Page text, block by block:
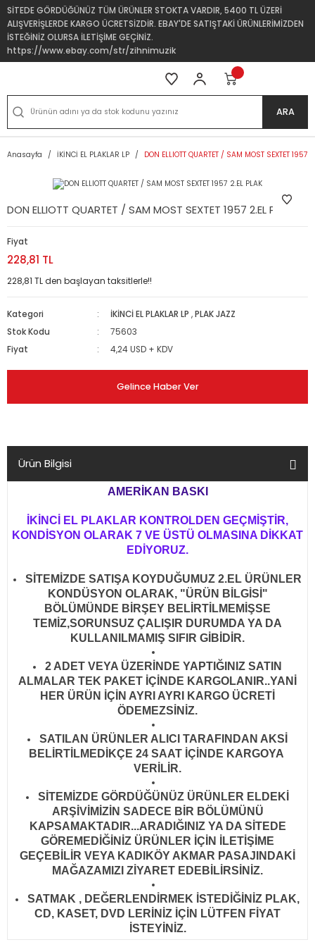
SİTEDE GÖRDÜĞÜNÜZ TÜM ÜRÜNLER STOKTA VARDIR, 5400 TL ÜZERİ
ALIŞVERİŞLERDE KARGO ÜCRETSİZDİR. EBAY'DE SATIŞTAKİ ÜRÜNLERİMİZDEN
İSTEĞİNİZ OLURSA İLETİŞİME GEÇİNİZ.
https://www.ebay.com/str/zihnimuzik
ARA
Anasayfa İKİNCİ EL PLAKLAR LP DON ELLIOTT QUARTET / SAM MOST SEXTET 1957
DON ELLIOTT QUARTET / SAM MOST SEXTET 1957 2.EL PLAK
Fiyat
228,81 TL
228,81 TL den başlayan taksitlerle!!
Kategori İKİNCİ EL PLAKLAR LP ,PLAK JAZZ
Stok Kodu
75603
Fiyat
4,24 USD + KDV
Gelince Haber Ver
Ürün Bilgisi
AMERİKAN BASKI
İKİNCİ EL PLAKLAR KONTROLDEN GEÇMİŞTİR,
KONDİSYON OLARAK 7 VE ÜSTÜ OLMASINA DİKKAT
EDİYORUZ.
SİTEMİZDE SATIŞA KOYDUĞUMUZ 2.EL ÜRÜNLER
KONDÜSYON OLARAK, "ÜRÜN BİLGİSİ"
BÖLÜMÜNDE BİRŞEY BELİRTİLMEMİŞSE
TEMİZ,SORUNSUZ ÇALIŞIR DURUMDA YA DA
KULLANILMAMIŞ SIFIR GİBİDİR.
2 ADET VEYA ÜZERİNDE YAPTIĞINIZ SATIN
ALMALAR TEK PAKET İÇİNDE KARGOLANIR..YANİ
HER ÜRÜN İÇİN AYRI AYRI KARGO ÜCRETİ
ÖDEMEZSİNİZ.
SATILAN ÜRÜNLER ALICI TARAFINDAN AKSİ
BELİRTİLMEDİKÇE 24 SAAT İÇİNDE KARGOYA
VERİLİR.
SİTEMİZDE GÖRDÜĞÜNÜZ ÜRÜNLER ELDEKİ
ARŞİVİMİZİN SADECE BİR BÖLÜMÜNÜ
KAPSAMAKTADIR...ARADIĞINIZ YA DA SİTEDE
GÖREMEDİĞİNİZ ÜRÜNLER İÇİN İLETİŞİME
GEÇEBİLİR VEYA KADIKÖY AKMAR PASAJINDAKİ
MAĞAZAMIZI ZİYARET EDEBİLİRSİNİZ.
SATMAK , DEĞERLENDİRMEK İSTEDİĞİNİZ PLAK,
CD, KASET, DVD LERİNİZ İÇİN LÜTFEN FİYAT
İSTEYİNİZ.